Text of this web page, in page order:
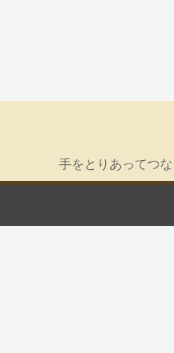
手をとりあってつ